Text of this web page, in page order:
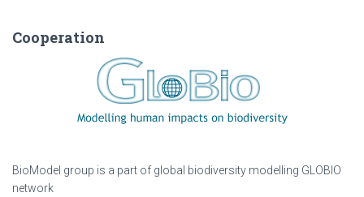
Cooperation
BioModel group is a part of global biodiversity modelling GLOBIO
network